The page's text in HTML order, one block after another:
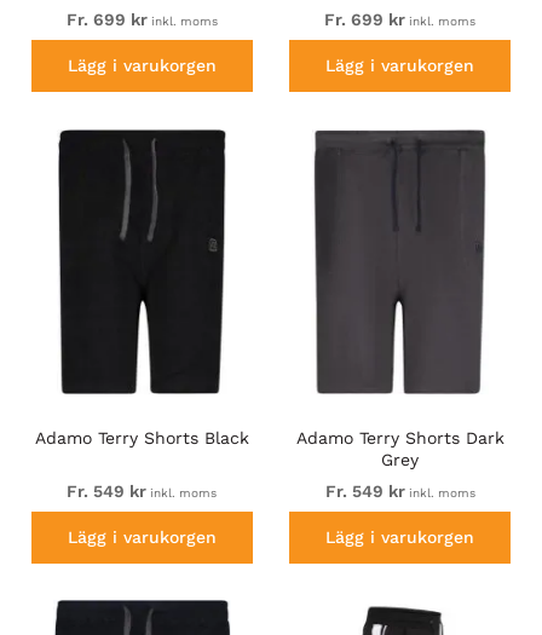
Fr. 699 krinkl. moms
Lägg i varukorgen
Fr. 699 kr inkl. moms
Lägg i varukorgen
Adamo Terry Shorts Black
Fr. 549 kr inkl. moms
Lägg i varukorgen
Adamo Terry Shorts Dark
Grey
Fr. 549 krinkl. moms
Lägg i varukorgen